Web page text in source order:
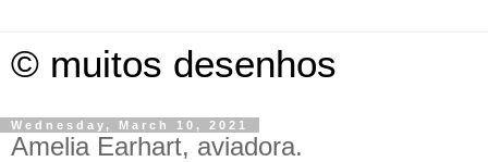
© muitos desenhos
Wednesday, March 10, 2021
Amelia Earhart, aviadora.